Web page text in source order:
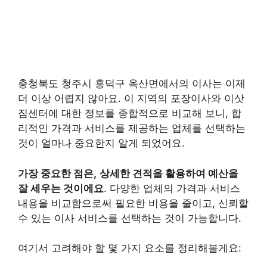
충청북도 청주시 흥덕구 옥산면에서의 이사는 이제
더 이상 어렵지 않아요. 이 지역의 포장이사와 이삿
짐센터에 대한 정보를 종합적으로 비교해 보니, 합
리적인 가격과 서비스를 제공하는 업체를 선택하는
것이 얼마나 중요한지 알게 되었어요.
가장 중요한 점은, 상세한 견적을 활용하여 예산을
잘 세우는 것이에요. 다양한 업체의 가격과 서비스
내용을 비교함으로써 필요한 비용을 줄이고, 신뢰할
수 있는 이사 서비스를 선택하는 것이 가능합니다.
여기서 고려해야 할 몇 가지 요소를 정리해볼게요: